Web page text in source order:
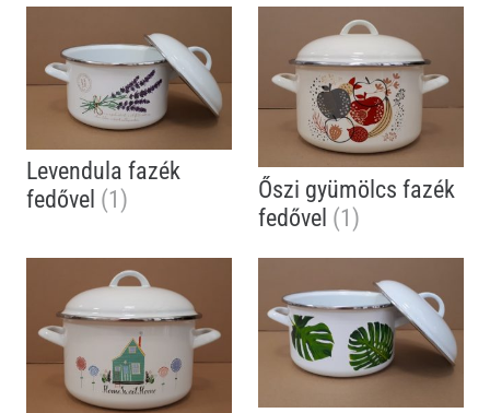
Levendula fazék
fedővel (1)
Őszi gyümölcs fazék
fedővel (1)